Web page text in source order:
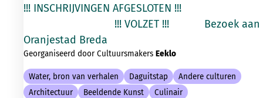
!!! INSCHRIJVINGEN AFGESLOTEN !!!
!!! VOLZET !!! Bezoek aan
Oranjestad Breda
Georganiseerd door Cultuursmakers Eeklo
Water, bron van verhalen Daguitstap
Andere culturen
Architectuur
Beeldende Kunst
Culinair